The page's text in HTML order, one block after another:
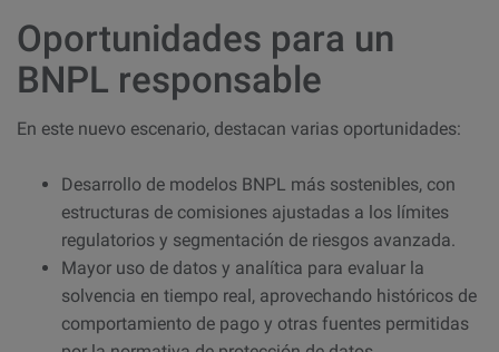
Oportunidades para un
BNPL responsable
En este nuevo escenario, destacan varias oportunidades:
Desarrollo de modelos BNPL más sostenibles, con
estructuras de comisiones ajustadas a los límites
regulatorios y segmentación de riesgos avanzada.
Mayor uso de datos y analítica para evaluar la
solvencia en tiempo real, aprovechando históricos de
comportamiento de pago y otras fuentes permitidas